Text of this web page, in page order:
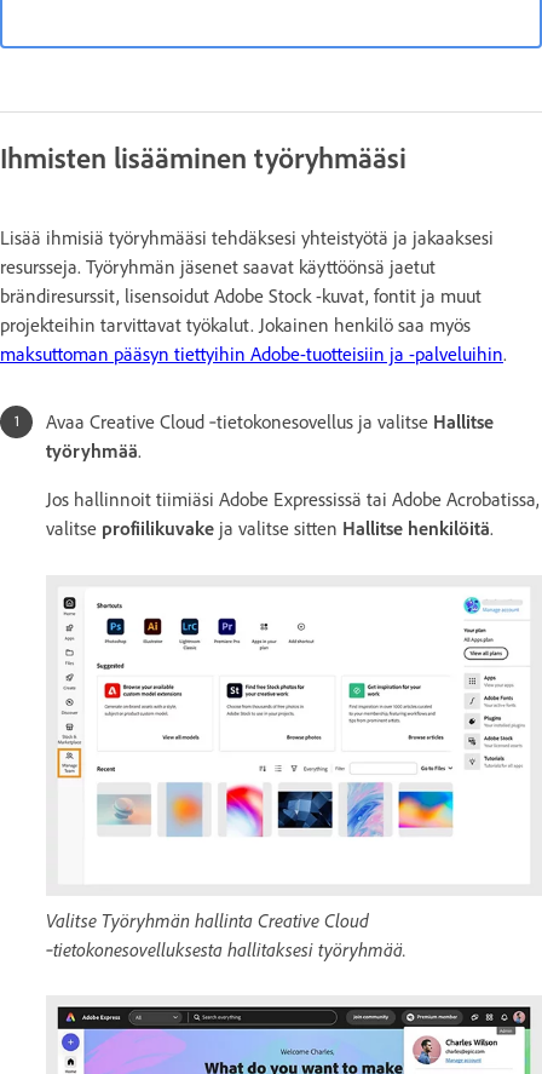
Ihmisten lisääminen työryhmääsi
Lisää ihmisiä työryhmääsi tehdäksesi yhteistyötä ja jakaaksesi
resursseja. Työryhmän jäsenet saavat käyttöönsä jaetut
brändiresurssit, lisensoidut Adobe Stock -kuvat, fontit ja muut
projekteihin tarvittavat työkalut. Jokainen henkilö saa myös
maksuttoman pääsyn tiettyihin Adobe-tuotteisiin ja -palveluihin.
Avaa Creative Cloud ‑tietokonesovellus ja valitse Hallitse
työryhmää.
Jos hallinnoit tiimiäsi Adobe Expressissä tai Adobe Acrobatissa,
valitse profiilikuvake ja valitse sitten Hallitse henkilöitä.
Valitse Työryhmän hallinta Creative Cloud
‑tietokonesovelluksesta hallitaksesi työryhmää.